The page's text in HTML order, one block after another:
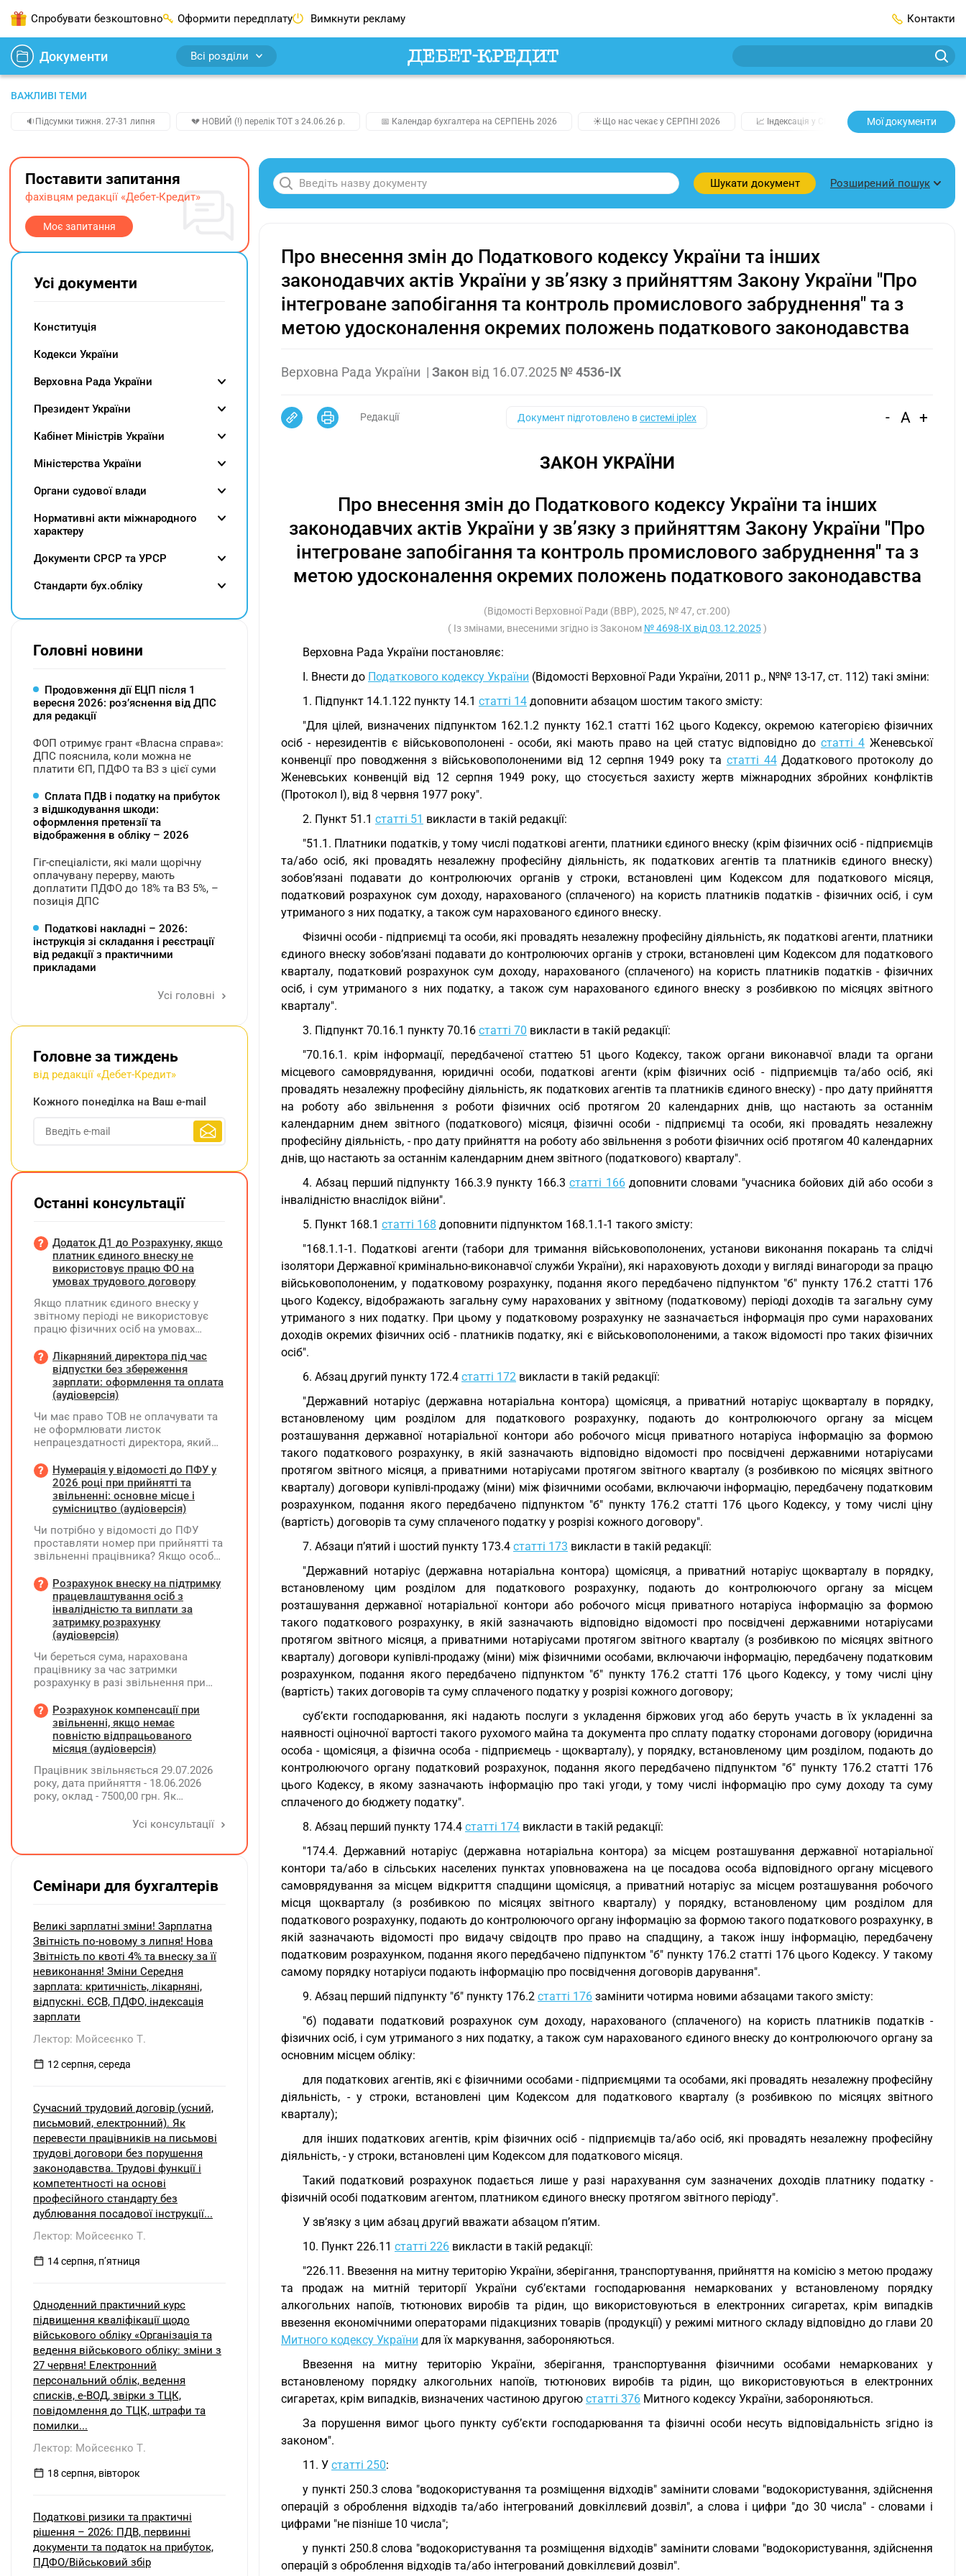
Спробувати безкоштовно Оформити передплату Вимкнути рекламу Контакти
Документи Всі розділи
ВАЖЛИВІ ТЕМИ
🔉Підсумки тижня. 27-31 липня 💔 НОВИЙ (!) перелік ТОТ з 24.06.26 р. 📅 Календар бухгалтера на СЕРПЕНЬ 2026 ☀️Що нас чекає у СЕРПНІ 2026 📈 Індексація у СЕРПНІ 2️⃣0️⃣2️⃣7️⃣ Усі
Мої документи
Шукати документ Розширений пошук
Про внесення змін до Податкового кодексу України та інших
законодавчих актів України у зв’язку з прийняттям Закону України "Про
інтегроване запобігання та контроль промислового забруднення" та з
метою удосконалення окремих положень податкового законодавства
Верховна Рада України | Закон від 16.07.2025 № 4536-IX
Редакції Документ підготовлено всистемі iplex - A +
ЗАКОН УКРАЇНИ
Про внесення змін до Податкового кодексу України та інших
законодавчих актів України у зв’язку з прийняттям Закону України "Про
інтегроване запобігання та контроль промислового забруднення" та з
метою удосконалення окремих положень податкового законодавства
(Відомості Верховної Ради (ВВР), 2025, № 47, ст.200)
( Із змінами, внесеними згідно із Законом № 4698-IX від 03.12.2025)
Верховна Рада України постановляє:
I. Внести до Податкового кодексу України (Відомості Верховної Ради України, 2011 р., №№ 13-17, ст. 112) такі зміни:
1. Підпункт 14.1.122 пункту 14.1 статті 14 доповнити абзацом шостим такого змісту:
"Для цілей, визначених підпунктом 162.1.2 пункту 162.1 статті 162 цього Кодексу, окремою категорією фізичних
осіб - нерезидентів є військовополонені - особи, які мають право на цей статус відповідно до статті 4 Женевської
конвенції про поводження з військовополоненими від 12 серпня 1949 року та статті 44Додаткового протоколу до
Женевських конвенцій від 12 серпня 1949 року, що стосується захисту жертв міжнародних збройних конфліктів
(Протокол I), від 8 червня 1977 року".
2. Пункт 51.1 статті 51 викласти в такій редакції:
"51.1. Платники податків, у тому числі податкові агенти, платники єдиного внеску (крім фізичних осіб - підприємців
та/або осіб, які провадять незалежну професійну діяльність, як податкових агентів та платників єдиного внеску)
зобов’язані подавати до контролюючих органів у строки, встановлені цим Кодексом для податкового місяця,
податковий розрахунок сум доходу, нарахованого (сплаченого) на користь платників податків - фізичних осіб, і сум
утриманого з них податку, а також сум нарахованого єдиного внеску.
Фізичні особи - підприємці та особи, які провадять незалежну професійну діяльність, як податкові агенти, платники
єдиного внеску зобов’язані подавати до контролюючих органів у строки, встановлені цим Кодексом для податкового
кварталу, податковий розрахунок сум доходу, нарахованого (сплаченого) на користь платників податків - фізичних
осіб, і сум утриманого з них податку, а також сум нарахованого єдиного внеску з розбивкою по місяцях звітного
кварталу".
3. Підпункт 70.16.1 пункту 70.16 статті 70 викласти в такій редакції:
"70.16.1. крім інформації, передбаченої статтею 51 цього Кодексу, також органи виконавчої влади та органи
місцевого самоврядування, юридичні особи, податкові агенти (крім фізичних осіб - підприємців та/або осіб, які
провадять незалежну професійну діяльність, як податкових агентів та платників єдиного внеску) - про дату прийняття
на роботу або звільнення з роботи фізичних осіб протягом 20 календарних днів, що настають за останнім
календарним днем звітного (податкового) місяця, фізичні особи - підприємці та особи, які провадять незалежну
професійну діяльність, - про дату прийняття на роботу або звільнення з роботи фізичних осіб протягом 40 календарних
днів, що настають за останнім календарним днем звітного (податкового) кварталу".
4. Абзац перший підпункту 166.3.9 пункту 166.3статті 166доповнити словами "учасника бойових дій або особи з
інвалідністю внаслідок війни".
5. Пункт 168.1 статті 168 доповнити підпунктом 168.1.1-1 такого змісту:
"168.1.1-1. Податкові агенти (табори для тримання військовополонених, установи виконання покарань та слідчі
ізолятори Державної кримінально-виконавчої служби України), які нараховують доходи у вигляді винагороди за працю
військовополоненим, у податковому розрахунку, подання якого передбачено підпунктом "б" пункту 176.2 статті 176
цього Кодексу, відображають загальну суму нарахованих у звітному (податковому) періоді доходів та загальну суму
утриманого з них податку. При цьому у податковому розрахунку не зазначається інформація про суми нарахованих
доходів окремих фізичних осіб - платників податку, які є військовополоненими, а також відомості про таких фізичних
осіб".
6. Абзац другий пункту 172.4 статті 172 викласти в такій редакції:
"Державний нотаріус (державна нотаріальна контора) щомісяця, а приватний нотаріус щокварталу в порядку,
встановленому цим розділом для податкового розрахунку, подають до контролюючого органу за місцем
розташування державної нотаріальної контори або робочого місця приватного нотаріуса інформацію за формою
такого податкового розрахунку, в якій зазначають відповідно відомості про посвідчені державними нотаріусами
протягом звітного місяця, а приватними нотаріусами протягом звітного кварталу (з розбивкою по місяцях звітного
кварталу) договори купівлі-продажу (міни) між фізичними особами, включаючи інформацію, передбачену податковим
розрахунком, подання якого передбачено підпунктом "б" пункту 176.2 статті 176 цього Кодексу, у тому числі ціну
(вартість) договорів та суму сплаченого податку у розрізі кожного договору".
7. Абзаци п’ятий і шостий пункту 173.4 статті 173 викласти в такій редакції:
"Державний нотаріус (державна нотаріальна контора) щомісяця, а приватний нотаріус щокварталу в порядку,
встановленому цим розділом для податкового розрахунку, подають до контролюючого органу за місцем
розташування державної нотаріальної контори або робочого місця приватного нотаріуса інформацію за формою
такого податкового розрахунку, в якій зазначають відповідно відомості про посвідчені державними нотаріусами
протягом звітного місяця, а приватними нотаріусами протягом звітного кварталу (з розбивкою по місяцях звітного
кварталу) договори купівлі-продажу (міни) між фізичними особами, включаючи інформацію, передбачену податковим
розрахунком, подання якого передбачено підпунктом "б" пункту 176.2 статті 176 цього Кодексу, у тому числі ціну
(вартість) таких договорів та суму сплаченого податку у розрізі кожного договору;
суб’єкти господарювання, які надають послуги з укладення біржових угод або беруть участь в їх укладенні за
наявності оціночної вартості такого рухомого майна та документа про сплату податку сторонами договору (юридична
особа - щомісяця, а фізична особа - підприємець - щокварталу), у порядку, встановленому цим розділом, подають до
контролюючого органу податковий розрахунок, подання якого передбачено підпунктом "б" пункту 176.2 статті 176
цього Кодексу, в якому зазначають інформацію про такі угоди, у тому числі інформацію про суму доходу та суму
сплаченого до бюджету податку".
8. Абзац перший пункту 174.4 статті 174 викласти в такій редакції:
"174.4. Державний нотаріус (державна нотаріальна контора) за місцем розташування державної нотаріальної
контори та/або в сільських населених пунктах уповноважена на це посадова особа відповідного органу місцевого
самоврядування за місцем відкриття спадщини щомісяця, а приватний нотаріус за місцем розташування робочого
місця щокварталу (з розбивкою по місяцях звітного кварталу) у порядку, встановленому цим розділом для
податкового розрахунку, подають до контролюючого органу інформацію за формою такого податкового розрахунку, в
якій зазначають відомості про видачу свідоцтв про право на спадщину, а також іншу інформацію, передбачену
податковим розрахунком, подання якого передбачено підпунктом "б" пункту 176.2 статті 176 цього Кодексу. У такому
самому порядку нотаріуси подають інформацію про посвідчення договорів дарування".
9. Абзац перший підпункту "б" пункту 176.2 статті 176 замінити чотирма новими абзацами такого змісту:
"б) подавати податковий розрахунок сум доходу, нарахованого (сплаченого) на користь платників податків -
фізичних осіб, і сум утриманого з них податку, а також сум нарахованого єдиного внеску до контролюючого органу за
основним місцем обліку:
для податкових агентів, які є фізичними особами - підприємцями та особами, які провадять незалежну професійну
діяльність, - у строки, встановлені цим Кодексом для податкового кварталу (з розбивкою по місяцях звітного
кварталу);
для інших податкових агентів, крім фізичних осіб - підприємців та/або осіб, які провадять незалежну професійну
діяльність, - у строки, встановлені цим Кодексом для податкового місяця.
Такий податковий розрахунок подається лише у разі нарахування сум зазначених доходів платнику податку -
фізичній особі податковим агентом, платником єдиного внеску протягом звітного періоду".
У зв’язку з цим абзац другий вважати абзацом п’ятим.
10. Пункт 226.11 статті 226 викласти в такій редакції:
"226.11. Ввезення на митну територію України, зберігання, транспортування, прийняття на комісію з метою продажу
та продаж на митній території України суб’єктами господарювання немаркованих у встановленому порядку
алкогольних напоїв, тютюнових виробів та рідин, що використовуються в електронних сигаретах, крім випадків
ввезення економічними операторами підакцизних товарів (продукції) у режимі митного складу відповідно до глави 20
Митного кодексу України для їх маркування, забороняються.
Ввезення на митну територію України, зберігання, транспортування фізичними особами немаркованих у
встановленому порядку алкогольних напоїв, тютюнових виробів та рідин, що використовуються в електронних
сигаретах, крім випадків, визначених частиною другою статті 376 Митного кодексу України, забороняються.
За порушення вимог цього пункту суб’єкти господарювання та фізичні особи несуть відповідальність згідно із
законом".
11. У статті 250:
у пункті 250.3 слова "водокористування та розміщення відходів" замінити словами "водокористування, здійснення
операцій з оброблення відходів та/або інтегрований довкіллєвий дозвіл", а слова і цифри "до 30 числа" - словами і
цифрами "не пізніше 10 числа";
у пункті 250.8 слова "водокористування та розміщення відходів" замінити словами "водокористування, здійснення
операцій з оброблення відходів та/або інтегрований довкіллєвий дозвіл".
Поставити запитання
фахівцям редакції «Дебет-Кредит»
Моє запитання
Усі документи
Конституція
Кодекси України
Верховна Рада України
Президент України
Кабінет Міністрів України
Міністерства України
Органи судової влади
Нормативні акти міжнародного
характеру
Документи СРСР та УРСР
Cтандарти бух.обліку
Головні новини
Продовження дії ЕЦП після 1
вересня 2026: розʼяснення від ДПС
для редакції
ФОП отримує грант «Власна справа»:
ДПС пояснила, коли можна не
платити ЄП, ПДФО та ВЗ з цієї суми
Сплата ПДВ і податку на прибуток
з відшкодування шкоди:
оформлення претензії та
відображення в обліку – 2026
Гіг-спеціалісти, які мали щорічну
оплачувану перерву, мають
доплатити ПДФО до 18% та ВЗ 5%, –
позиція ДПС
Податкові накладні – 2026:
інструкція зі складання і реєстрації
від редакції з практичними
прикладами
Усі головні
Головне за тиждень
від редакції «Дебет-Кредит»
Кожного понеділка на Ваш e-mail
Останні консультації
Додаток Д1 до Розрахунку, якщо
платник єдиного внеску не
використовує працю ФО на
умовах трудового договору
Якщо платник єдиного внеску у
звітному періоді не використовує
працю фізичних осіб на умовах
на інших умовах, передбачених
законодавством, Додаток Д1/
Додаток ФІЗ-Д1 за відповідний
період не подається
Лікарняний директора під час
відпустки без збереження
зарплати: оформлення та оплата
(аудіоверсія)
Чи має право ТОВ не оплачувати та
не оформлювати листок
непрацездатності директора, який
збереження заробітної плати під час
призупинення діяльності
підприємства?
Нумерація у відомості до ПФУ у
2026 році при прийнятті та
звільненні: основне місце і
сумісництво (аудіоверсія)
Чи потрібно у відомості до ПФУ
проставляти номер при прийнятті та
звільненні працівника? Якщо особа
місцем роботи та за сумісництвом,
чи рахується це як два роботодавці?
Розрахунок внеску на підтримку
працевлаштування осіб з
інвалідністю та виплати за
затримку розрахунку
(аудіоверсія)
Чи береться сума, нарахована
працівнику за час затримки
розрахунку в разі звільнення при
заробітної плати (винагороди), для
розрахунку внеску на підтримку
працевлаштування осіб з
інвалідністю?
Розрахунок компенсації при
звільненні, якщо немає
повністю відпрацьованого
місяця (аудіоверсія)
Працівник звільняється 29.07.2026
року, дата прийняття - 18.06.2026
року, оклад - 7500,00 грн. Як
невикористаних днів відпустки при
Усі консультації
Семінари для бухгалтерів
Великі зарплатні зміни! Зарплатна
Звітність по-новому з липня! Нова
Звітність по квоті 4% та внеску за її
невиконання! Зміни Середня
зарплата: критичність, лікарняні,
відпускні. ЄСВ, ПДФО, індексація
зарплати
Лектор: Мойсеєнко Т.
12 серпня, середа
Сучасний трудовий договір (усний,
письмовий, електронний). Як
перевести працівників на письмові
трудові договори без порушення
законодавства. Трудові функції і
компетентності на основі
професійного стандарту без
дублювання посадової інструкції...
Лектор: Мойсеєнко Т.
14 серпня, пʼятниця
Одноденний практичний курс
підвищення кваліфікації щодо
військового обліку «Організація та
ведення військового обліку: зміни з
27 червня! Електронний
персональний облік, ведення
списків, е-ВОД, звірки з ТЦК,
повідомлення до ТЦК, штрафи та
помилки...
Лектор: Мойсеєнко Т.
18 серпня, вівторок
Податкові ризики та практичні
рішення – 2026: ПДВ, первинні
документи та податок на прибуток,
ПДФО/Військовий збір